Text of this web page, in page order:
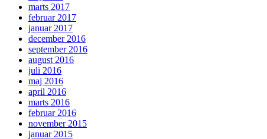
marts 2017
februar 2017
januar 2017
december 2016
september 2016
august 2016
juli 2016
maj 2016
april 2016
marts 2016
februar 2016
november 2015
januar 2015